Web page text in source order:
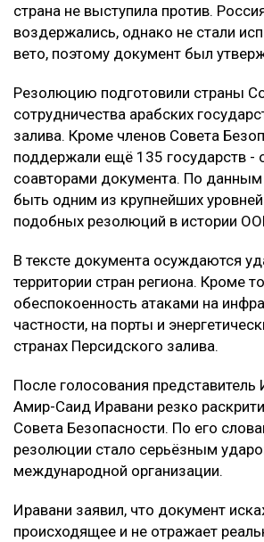
страна не выступила против.
воздержались, однако не стали
вето, поэтому документ был
Резолюцию подготовили страны
сотрудничества арабских
залива. Кроме членов Совета
поддержали ещё 135 государств -
соавторами документа. По
быть одним из крупнейших
подобных резолюций в истории
В тексте документа осуждаются
территории стран региона. Кроме
обеспокоенность атаками на
частности, на порты и
странах Персидского залива.
После голосования
Амир-Саид Иравани резко
Совета Безопасности. По его
резолюции стало серьёзным
международной организации.
Иравани заявил, что документ
происходящее и не отражает